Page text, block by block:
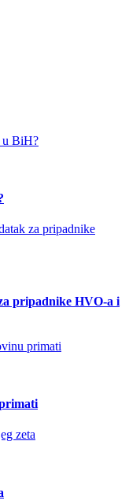
pripadnike HVO-a i